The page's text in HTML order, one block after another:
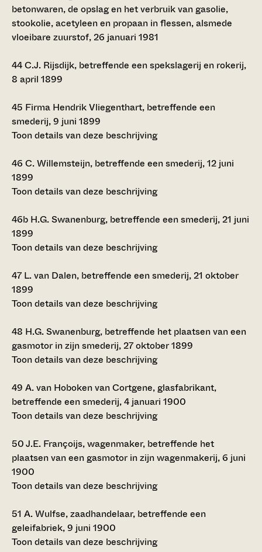
betonwaren, de opslag en het verbruik van gasolie,
stookolie, acetyleen en propaan in flessen, alsmede
vloeibare zuurstof, 26 januari 1981
44C.J. Rijsdijk, betreffende een spekslagerij en rokerij,
8 april 1899
45 Firma Hendrik Vliegenthart, betreffende een
smederij, 9 juni 1899
Toon details van deze beschrijving
46 C. Willemsteijn, betreffende een smederij, 12 juni
1899
Toon details van deze beschrijving
46b H.G. Swanenburg, betreffende een smederij, 21 juni
1899
Toon details van deze beschrijving
47 L. van Dalen, betreffende een smederij, 21 oktober
1899
Toon details van deze beschrijving
48 H.G. Swanenburg, betreffende het plaatsen van een
gasmotor in zijn smederij, 27 oktober 1899
Toon details van deze beschrijving
49 A. van Hoboken van Cortgene, glasfabrikant,
betreffende een smederij, 4 januari 1900
Toon details van deze beschrijving
50J.E. Françoijs, wagenmaker, betreffende het
plaatsen van een gasmotor in zijn wagenmakerij, 6 juni
1900
Toon details van deze beschrijving
51 A. Wulfse, zaadhandelaar, betreffende een
geleifabriek, 9 juni 1900
Toon details van deze beschrijving